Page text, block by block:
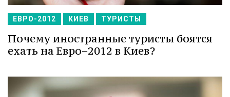
ЕВРО-2012 КИЕВ ТУРИСТЫ
Почему иностранные туристы боятся
ехать на Евро−2012 в Киев?